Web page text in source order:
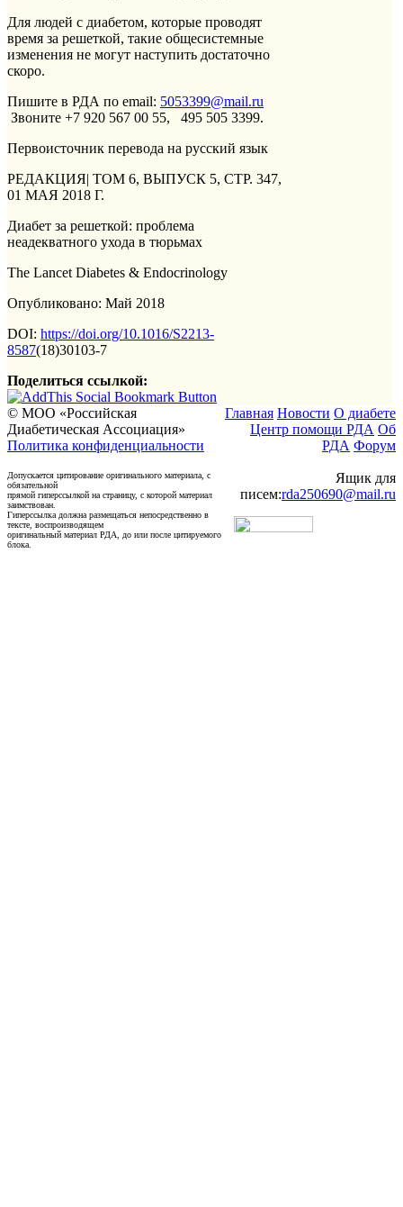
Для людей с диабетом, которые проводят
время за решеткой, такие общесистемные
изменения не могут наступить достаточно
скоро.
Пишите в РДА по email: 5053399@mail.ru
Звоните +7 920 567 00 55, 495 505 3399.
Первоисточник перевода на русский язык
РЕДАКЦИЯ| ТОМ 6, ВЫПУСК 5, СТР. 347,
01 МАЯ 2018 Г.
Диабет за решеткой: проблема
неадекватного ухода в тюрьмах
The Lancet Diabetes & Endocrinology
Опубликовано: Май 2018
DOI: https://doi.org/10.1016/S2213-
8587(18)30103-7
Поделиться ссылкой:
© МОО «Российская
Диабетическая Ассоциация»
Политика конфиденциальности
Допускается цитирование оригинального материала, с
обязательной
прямой гиперссылкой на страницу, с которой материал
заимствован.
Гиперссылка должна размещаться непосредственно в
тексте, воспроизводящем
оригинальный материал РДА, до или после цитируемого
блока.
Главная Новости О диабете
Центр помощи РДА Об
РДА Форум
Ящик для
писем:rda250690@mail.ru